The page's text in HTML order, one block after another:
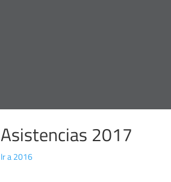
Asistencias 2017
Ir a 2016